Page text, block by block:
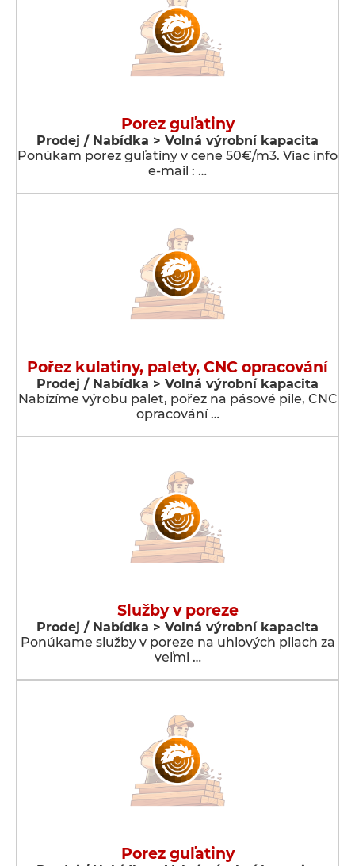
Porez guľatiny
Prodej / Nabídka > Volná výrobní kapacita
Ponúkam porez guľatiny v cene 50€/m3. Viac info
e-mail : …
Pořez kulatiny, palety, CNC opracování
Prodej / Nabídka > Volná výrobní kapacita
Nabízíme výrobu palet, pořez na pásové pile, CNC
opracování …
Služby v poreze
Prodej / Nabídka > Volná výrobní kapacita
Ponúkame služby v poreze na uhlových pilach za
veľmi …
Porez guľatiny